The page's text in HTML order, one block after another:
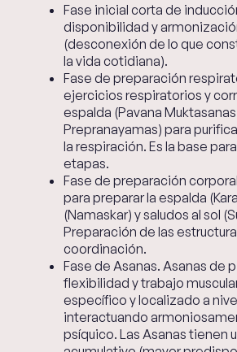
Fase inicial corta de
disponibilidad y
(desconexión de lo que
la vida cotidiana).
Fase de preparación
ejercicios respiratorios y
espalda (Pavana
Prepranayamas) para
la respiración. Es la base
etapas.
Fase de preparación
para preparar la espalda
(Namaskar) y saludos al sol
Preparación de las
coordinación.
Fase de Asanas. Asanas de
flexibilidad y trabajo
específico y localizado a
interactuando
psíquico. Las Asanas tienen